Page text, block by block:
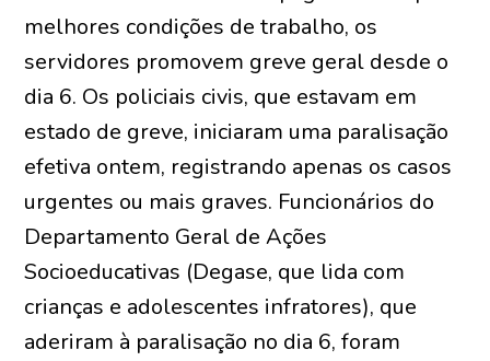
melhores condições de trabalho, os
servidores promovem greve geral desde o
dia 6. Os policiais civis, que estavam em
estado de greve, iniciaram uma paralisação
efetiva ontem, registrando apenas os casos
urgentes ou mais graves. Funcionários do
Departamento Geral de Ações
Socioeducativas (Degase, que lida com
crianças e adolescentes infratores), que
aderiram à paralisação no dia 6, foram